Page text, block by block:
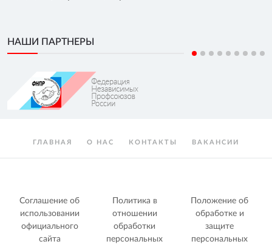
НАШИ ПАРТНЕРЫ
ГЛАВНАЯ О НАС КОНТАКТЫ ВАКАНСИИ
Соглашение об
использовании
официального
сайта
Политика в
отношении
обработки
персональных
Положение об
обработке и
защите
персональных